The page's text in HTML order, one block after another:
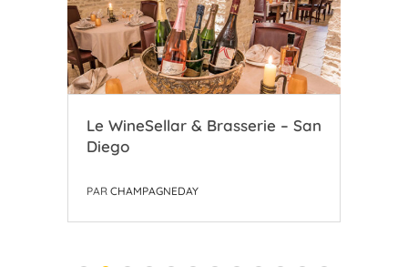
Le WineSellar & Brasserie – San
Diego
PAR CHAMPAGNEDAY